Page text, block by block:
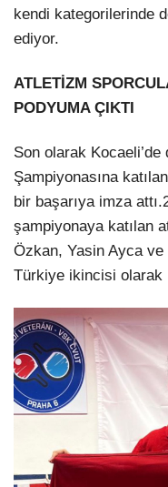
kendi kategorilerinde
ediyor.
ATLETİZM
PODYUMA ÇIKTI
Son olarak
Şampiyonasına
bir başarıya imza
şampiyonaya katılan
Özkan, Yasin Ayca ve
Türkiye ikincisi olarak